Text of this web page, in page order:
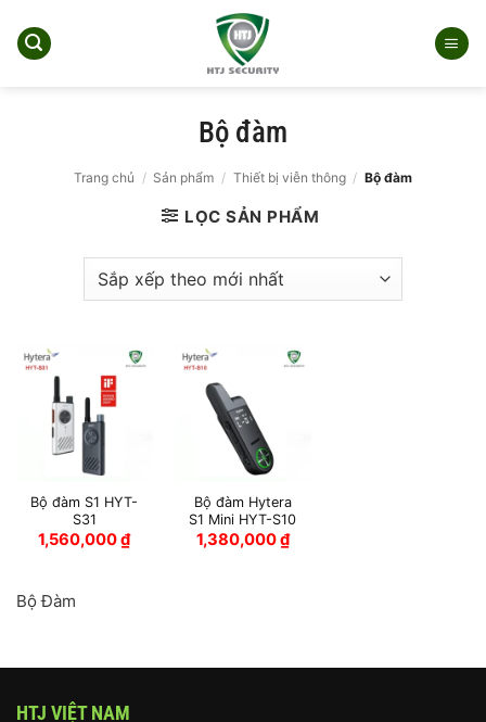
qua
Bộ đàm
Trang chủ / Sản phẩm / Thiết bị viễn thông / Bộ đàm
LỌC SẢN PHẨM
Bộ đàm S1 HYT-
S31
1,560,000₫
Bộ đàm Hytera
S1 Mini HYT-S10
1,380,000₫
Bộ Đàm
HTJ VIỆT NAM